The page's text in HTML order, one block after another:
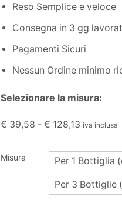
Reso Semplice e veloce
Consegna in 3 gg
Pagamenti Sicuri
Nessun Ordine minimo
Selezionare la misura:
€ 39,58 - € 128,13 iva inclusa
Misura Per 1 Bottiglia
Per 3 Bottiglie